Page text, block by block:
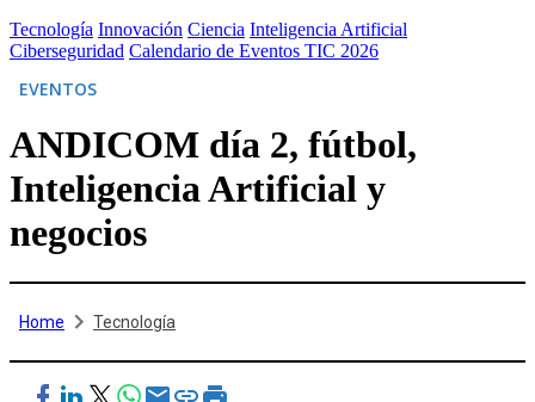
Tecnología Innovación Ciencia Inteligencia Artificial
Ciberseguridad Calendario de Eventos TIC 2026
EVENTOS
ANDICOM día 2, fútbol,
Inteligencia Artificial y
negocios
Home Tecnología